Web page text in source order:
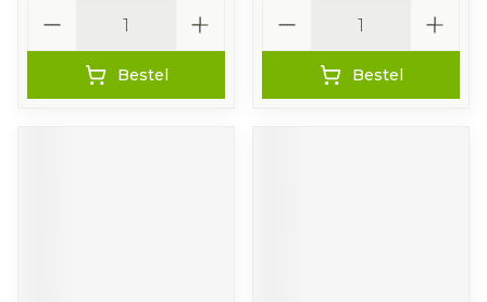
Bestel Bestel